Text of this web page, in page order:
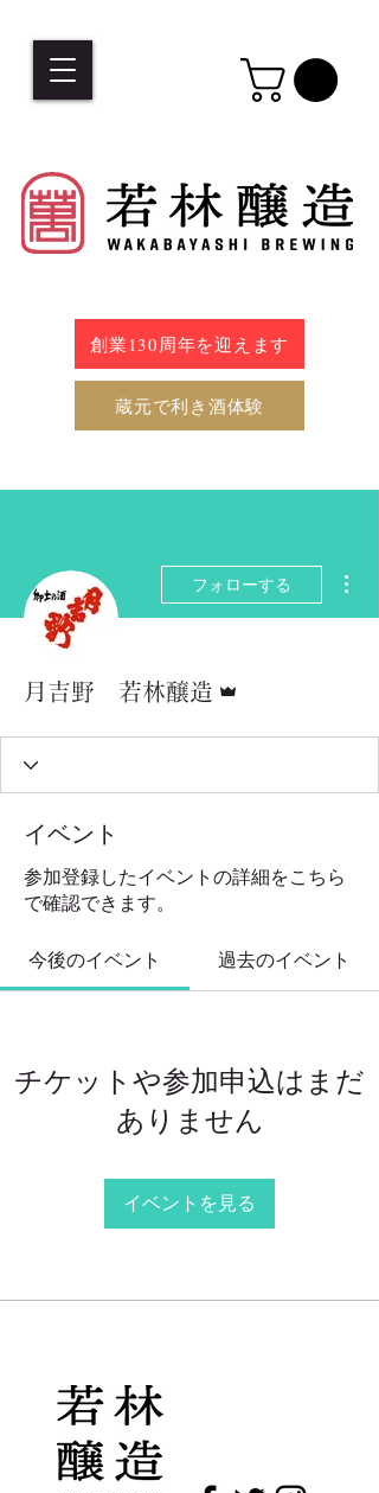
創業130周年を迎えます
蔵元で利き酒体験
フォローする
月吉野 若林醸造
イベント
参加登録したイベントの詳細をこちら
で確認できます。
今後のイベント 過去のイベント
チケットや参加申込はまだ
ありません
イベントを見る